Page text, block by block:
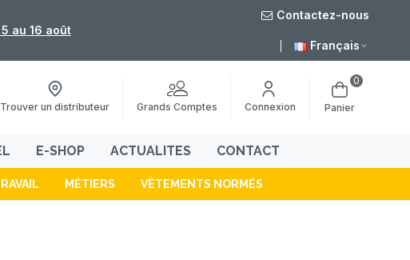
Livraison gratuite à partir de 49€ sur notre e-shop
Contactez-nous
Français
Trouver un distributeur Grands Comptes Connexion Panier
0
E-SHOP ACTUALITES CONTACT
MÉTIERS VÊTEMENTS NORMÉS